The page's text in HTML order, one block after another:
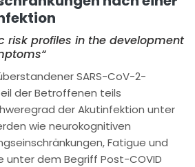
risk profiles in the development
SARS-CoV-2-
der Betroffenen teils
der Akutinfektion unter
wie neurokognitiven
Fatigue und
unter dem Begriff Post-COVID